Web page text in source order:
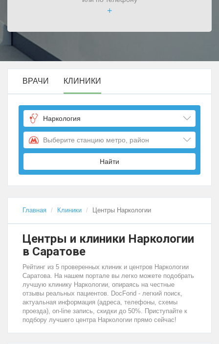
+
ВРАЧИ КЛИНИКИ
Наркология
Выберите станцию метро, район
Найти
Главная Клиники Центры Наркологии
Центры и клиники Наркологии
в Саратове
Рейтинг из 5 проверенных клиник и центров Наркологии
Саратова. На нашем портале вы легко можете подобрать
лучшую клинику Наркологии, опираясь на честные
отзывы реальных пациентов. DocFond - легкий поиск,
актуальная информация (адреса, телефоны, схемы
проезда), on-line запись, скидки до 50%. Приступайте к
подбору лучшего центра Наркологии прямо сейчас!